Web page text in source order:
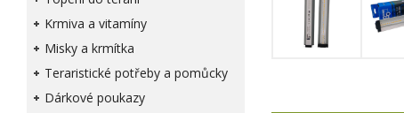
Krmiva a vitamíny
Misky a krmítka
Teraristické potřeby a pomůcky
Dárkové poukazy